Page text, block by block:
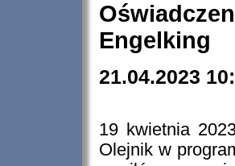
Engelking
21.04.2023
19 kwietnia
Olejnik w